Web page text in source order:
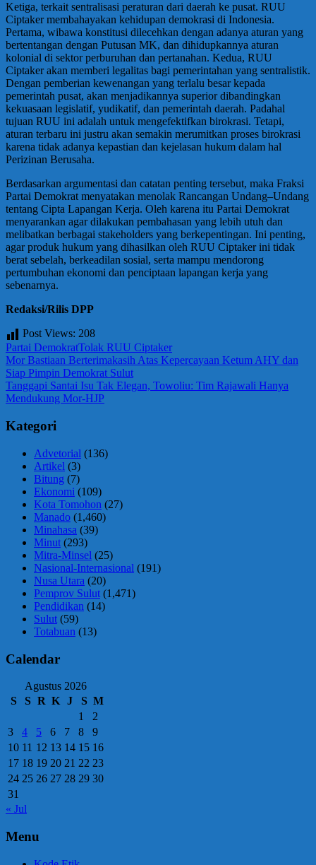
Ketiga, terkait sentralisasi peraturan dari daerah ke pusat. RUU
Ciptaker membahayakan kehidupan demokrasi di Indonesia.
Pertama, wibawa konstitusi dilecehkan dengan adanya aturan yang
bertentangan dengan Putusan MK, dan dihidupkannya aturan
kolonial di sektor perburuhan dan pertanahan. Kedua, RUU
Ciptaker akan memberi legalitas bagi pemerintahan yang sentralistik.
Dengan pemberian kewenangan yang terlalu besar kepada
pemerintah pusat, akan menjadikannya superior dibandingkan
kekuasaan legislatif, yudikatif, dan pemerintah daerah. Padahal
tujuan RUU ini adalah untuk mengefektifkan birokrasi. Tetapi,
aturan terbaru ini justru akan semakin merumitkan proses birokrasi
karena tidak adanya kepastian dan kejelasan hukum dalam hal
Perizinan Berusaha.
Berdasarkan argumentasi dan catatan penting tersebut, maka Fraksi
Partai Demokrat menyatakan menolak Rancangan Undang–Undang
tentang Cipta Lapangan Kerja. Oleh karena itu Partai Demokrat
menyarankan agar dilakukan pembahasan yang lebih utuh dan
melibatkan berbagai stakeholders yang berkepentingan. Ini penting,
agar produk hukum yang dihasilkan oleh RUU Ciptaker ini tidak
berat sebelah, berkeadilan sosial, serta mampu mendorong
pertumbuhan ekonomi dan penciptaan lapangan kerja yang
sebenarnya.
Redaksi/Rilis DPP
Post Views: 208
Partai DemokratTolak RUU Ciptaker
Navigasi
pos
Previous
Post:
Mor Bastiaan Berterimakasih Atas Kepercayaan Ketum AHY dan
Siap Pimpin Demokrat Sulut
Next
Post:
Tanggapi Santai Isu Tak Elegan, Towoliu: Tim Rajawali Hanya
Mendukung Mor-HJP
Kategori
Advetorial (136)
Artikel (3)
Bitung (7)
Ekonomi (109)
Kota Tomohon (27)
Manado (1,460)
Minahasa (39)
Minut (293)
Mitra-Minsel (25)
Nasional-Internasional (191)
Nusa Utara (20)
Pemprov Sulut (1,471)
Pendidikan (14)
Sulut (59)
Totabuan (13)
Calendar
Agustus 2026
S
S R K J S M
1
2
3
4 5 6 7 8
9
10 11 12 13 14 15 16
17 18 19 20 21 22 23
24 25 26 27 28 29 30
31
« Jul
Menu